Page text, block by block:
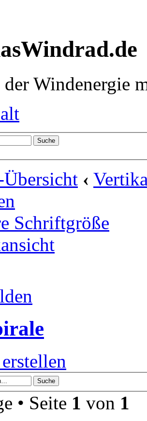
Windenergie
‹
Schriftgröße
• Seite 1 von 1